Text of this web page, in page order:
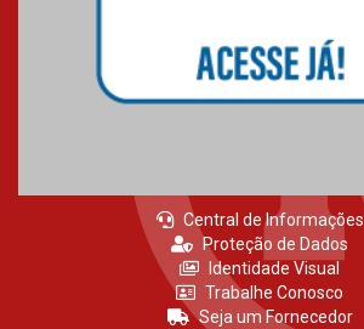
Central de Informações
Proteção de Dados
Identidade Visual
Trabalhe Conosco
Seja um Fornecedor